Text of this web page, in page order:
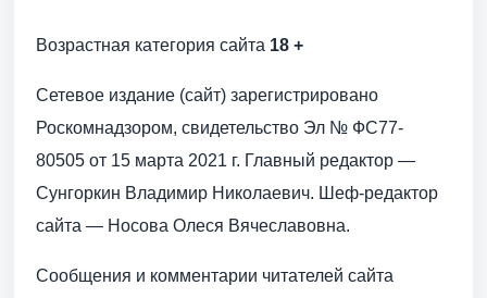
Возрастная категория сайта 18 +
Сетевое издание (сайт) зарегистрировано
Роскомнадзором, свидетельство Эл № ФС77-
80505 от 15 марта 2021 г. Главный редактор —
Сунгоркин Владимир Николаевич. Шеф-редактор
сайта — Носова Олеся Вячеславовна.
Сообщения и комментарии читателей сайта